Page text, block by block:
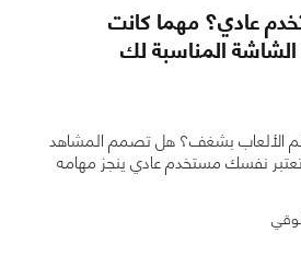
عادي؟ مهما كانت
الألعاب بشغف؟ هل تصمم المشاهد
تعتبر نفسك مستخدم عادي ينجز مهامه